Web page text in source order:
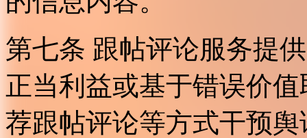
第七条 跟帖评论服务提
正当利益或基于错误价
荐跟帖评论等方式干预